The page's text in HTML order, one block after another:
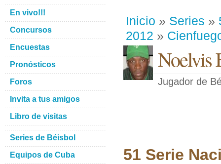
Inicio » Series »
2012 »
Noelvis
Jugador de
51 Serie
En vivo!!!
Concursos
Encuestas
Pronósticos
Foros
Invita a tus amigos
Libro de visitas
Series de Béisbol
Equipos de Cuba